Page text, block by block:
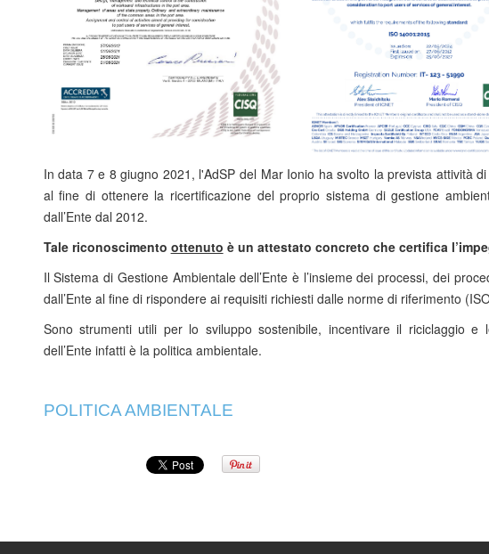
In data 7 e 8 giugno 2021, l'AdSP del Mar Ionio ha svolto la prevista attività
al fine di ottenere la ricertificazione del proprio sistema di gestione
dall’Ente dal 2012.
Tale riconoscimento ottenuto è un attestato concreto che certifica
Il Sistema di Gestione Ambientale dell’Ente è l’insieme dei processi, dei
dall’Ente al fine di rispondere ai requisiti richiesti dalle norme di riferimento
Sono strumenti utili per lo sviluppo sostenibile, incentivare il riciclaggio e
dell’Ente infatti è la politica ambientale.
POLITICA AMBIENTALE